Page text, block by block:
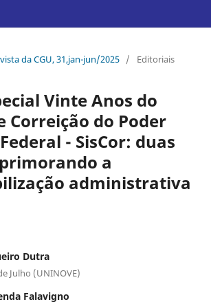
da CGU, 31,jan-jun/2025 / Editoriais
Vinte Anos do
Correição do Poder
- SisCor: duas
a
administrativa
Dutra
Julho (UNINOVE)
Falavigno